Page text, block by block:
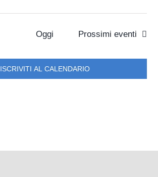
Oggi Prossimi eventi
ISCRIVITI AL CALENDARIO